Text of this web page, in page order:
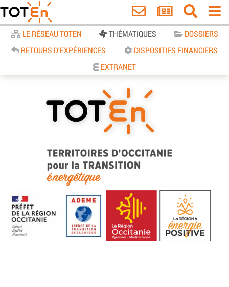
LE RÉSEAU TOTEN THÉMATIQUES
DOSSIERS
RETOURS D'EXPÉRIENCES
DISPOSITIFS FINANCIERS
EXTRANET
TOTEn Occitanie | Territoires
d’Occitanie pour la Transition
Energétique